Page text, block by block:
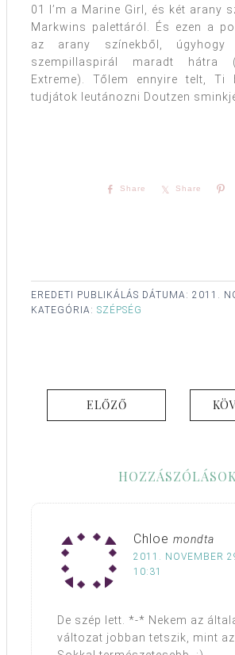
01 I’m a Marine Girl, és két arany
Markwins palettáról. És ezen a
az arany színekből,
szempillaspirál maradt
Extreme). Tőlem ennyire telt, Ti
tudjátok leutánozni Doutzen
Share Share
EREDETI PUBLIKÁLÁS DÁTUMA: 2011.
KATEGÓRIA: SZÉPSÉG
ELŐZŐ
Chloe mondta
2011. NOVEMBER
10:31
De szép lett. *-* Nekem az
változat jobban tetszik, mint az